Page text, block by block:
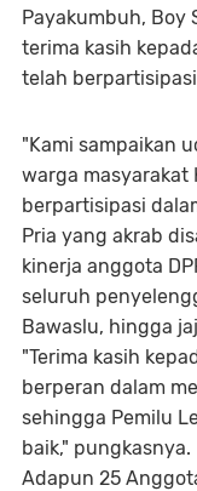
Payakumbuh, Boy
terima kasih
telah
"Kami sampaikan
warga masyarakat
berpartisipasi
Pria yang akrab
kinerja anggota
seluruh
Bawaslu, hingga
"Terima kasih
berperan dalam
sehingga Pemilu
baik," pungkasnya.
Adapun 25